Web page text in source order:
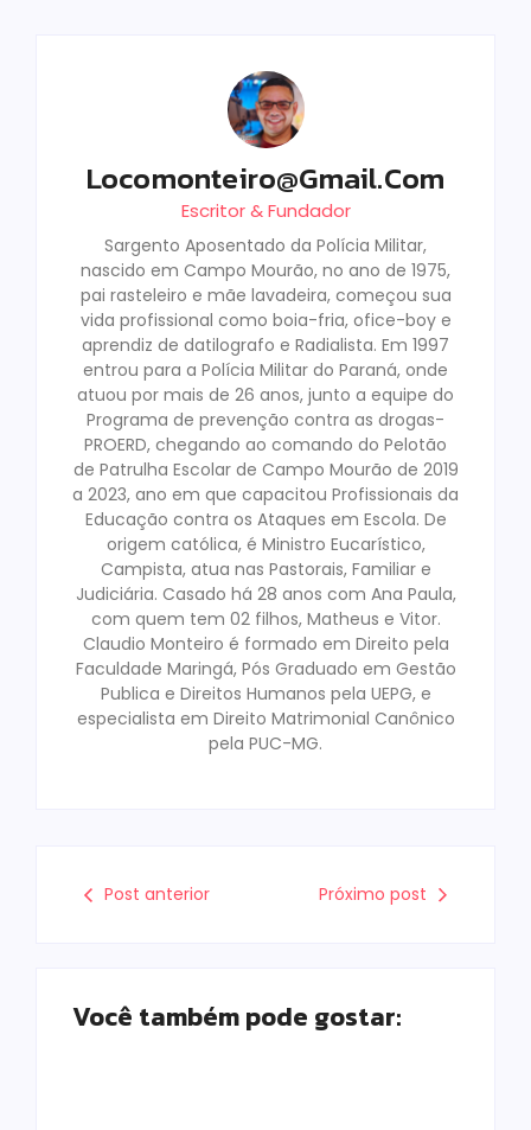
Locomonteiro@gmail.com
Escritor & Fundador
Sargento Aposentado da Polícia Militar,
nascido em Campo Mourão, no ano de 1975,
pai rasteleiro e mãe lavadeira, começou sua
vida profissional como boia-fria, ofice-boy e
aprendiz de datilografo e Radialista. Em 1997
entrou para a Polícia Militar do Paraná, onde
atuou por mais de 26 anos, junto a equipe do
Programa de prevenção contra as drogas-
PROERD, chegando ao comando do Pelotão
de Patrulha Escolar de Campo Mourão de 2019
a 2023, ano em que capacitou Profissionais da
Educação contra os Ataques em Escola. De
origem católica, é Ministro Eucarístico,
Campista, atua nas Pastorais, Familiar e
Judiciária. Casado há 28 anos com Ana Paula,
com quem tem 02 filhos, Matheus e Vitor.
Claudio Monteiro é formado em Direito pela
Faculdade Maringá, Pós Graduado em Gestão
Publica e Direitos Humanos pela UEPG, e
especialista em Direito Matrimonial Canônico
pela PUC-MG.
Post anterior Próximo post
Você também pode gostar: